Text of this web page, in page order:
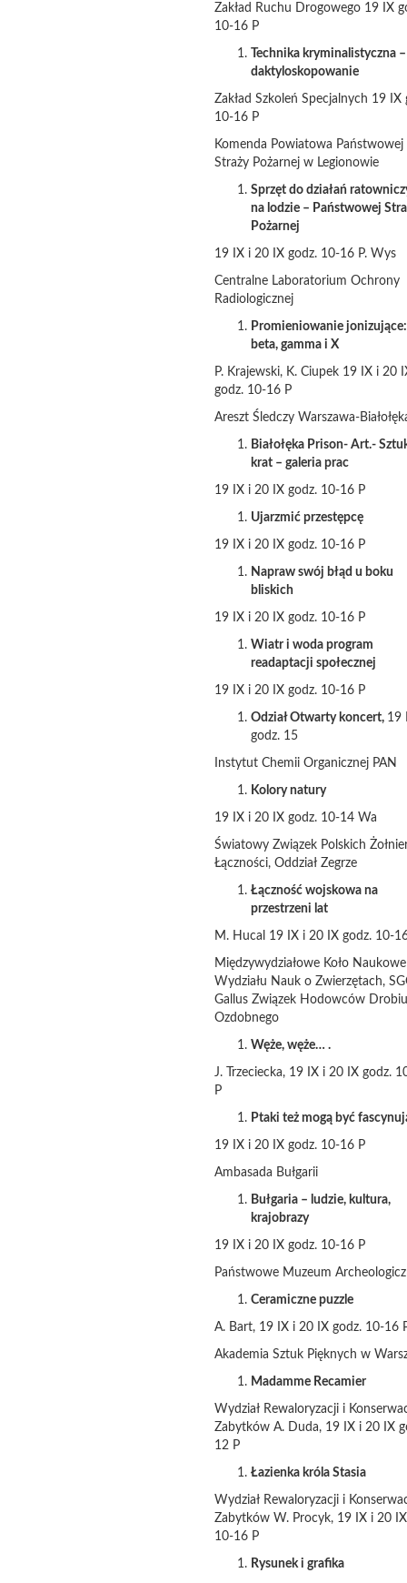
Zakład Ruchu Drogowego 19 IX
10-16 P
Technika kryminalistyczna –
daktyloskopowanie
Zakład Szkoleń Specjalnych 19 IX
10-16 P
Komenda Powiatowa Państwowej
Straży Pożarnej w Legionowie
Sprzęt do działań
na lodzie – Państwowej
Pożarnej
19 IX i 20 IX godz. 10-16 P. Wys
Centralne Laboratorium Ochrony
Radiologicznej
Promieniowanie
beta, gamma i X
P. Krajewski, K. Ciupek 19 IX i 20
godz. 10-16 P
Areszt Śledczy Warszawa-
Białołęka Prison- Art.-
krat – galeria prac
19 IX i 20 IX godz. 10-16 P
Ujarzmić przestępcę
19 IX i 20 IX godz. 10-16 P
Napraw swój błąd u boku
bliskich
19 IX i 20 IX godz. 10-16 P
Wiatr i woda program
readaptacji społecznej
19 IX i 20 IX godz. 10-16 P
Odział Otwarty koncert, 19
godz. 15
Instytut Chemii Organicznej PAN
Kolory natury
19 IX i 20 IX godz. 10-14 Wa
Światowy Związek Polskich
Łączności, Oddział Zegrze
Łączność wojskowa na
przestrzeni lat
M. Hucal 19 IX i 20 IX godz. 10-
Międzywydziałowe Koło
Wydziału Nauk o Zwierzętach,
Gallus Związek Hodowców Drobiu
Ozdobnego
Węże, węże… .
J. Trzeciecka, 19 IX i 20 IX godz.
P
Ptaki też mogą być
19 IX i 20 IX godz. 10-16 P
Ambasada Bułgarii
Bułgaria – ludzie, kultura,
krajobrazy
19 IX i 20 IX godz. 10-16 P
Państwowe Muzeum
Ceramiczne puzzle
A. Bart, 19 IX i 20 IX godz. 10-16
Akademia Sztuk Pięknych w
Madamme Recamier
Wydział Rewaloryzacji i
Zabytków A. Duda, 19 IX i 20 IX
12 P
Łazienka króla Stasia
Wydział Rewaloryzacji i
Zabytków W. Procyk, 19 IX i 20
10-16 P
Rysunek i grafika